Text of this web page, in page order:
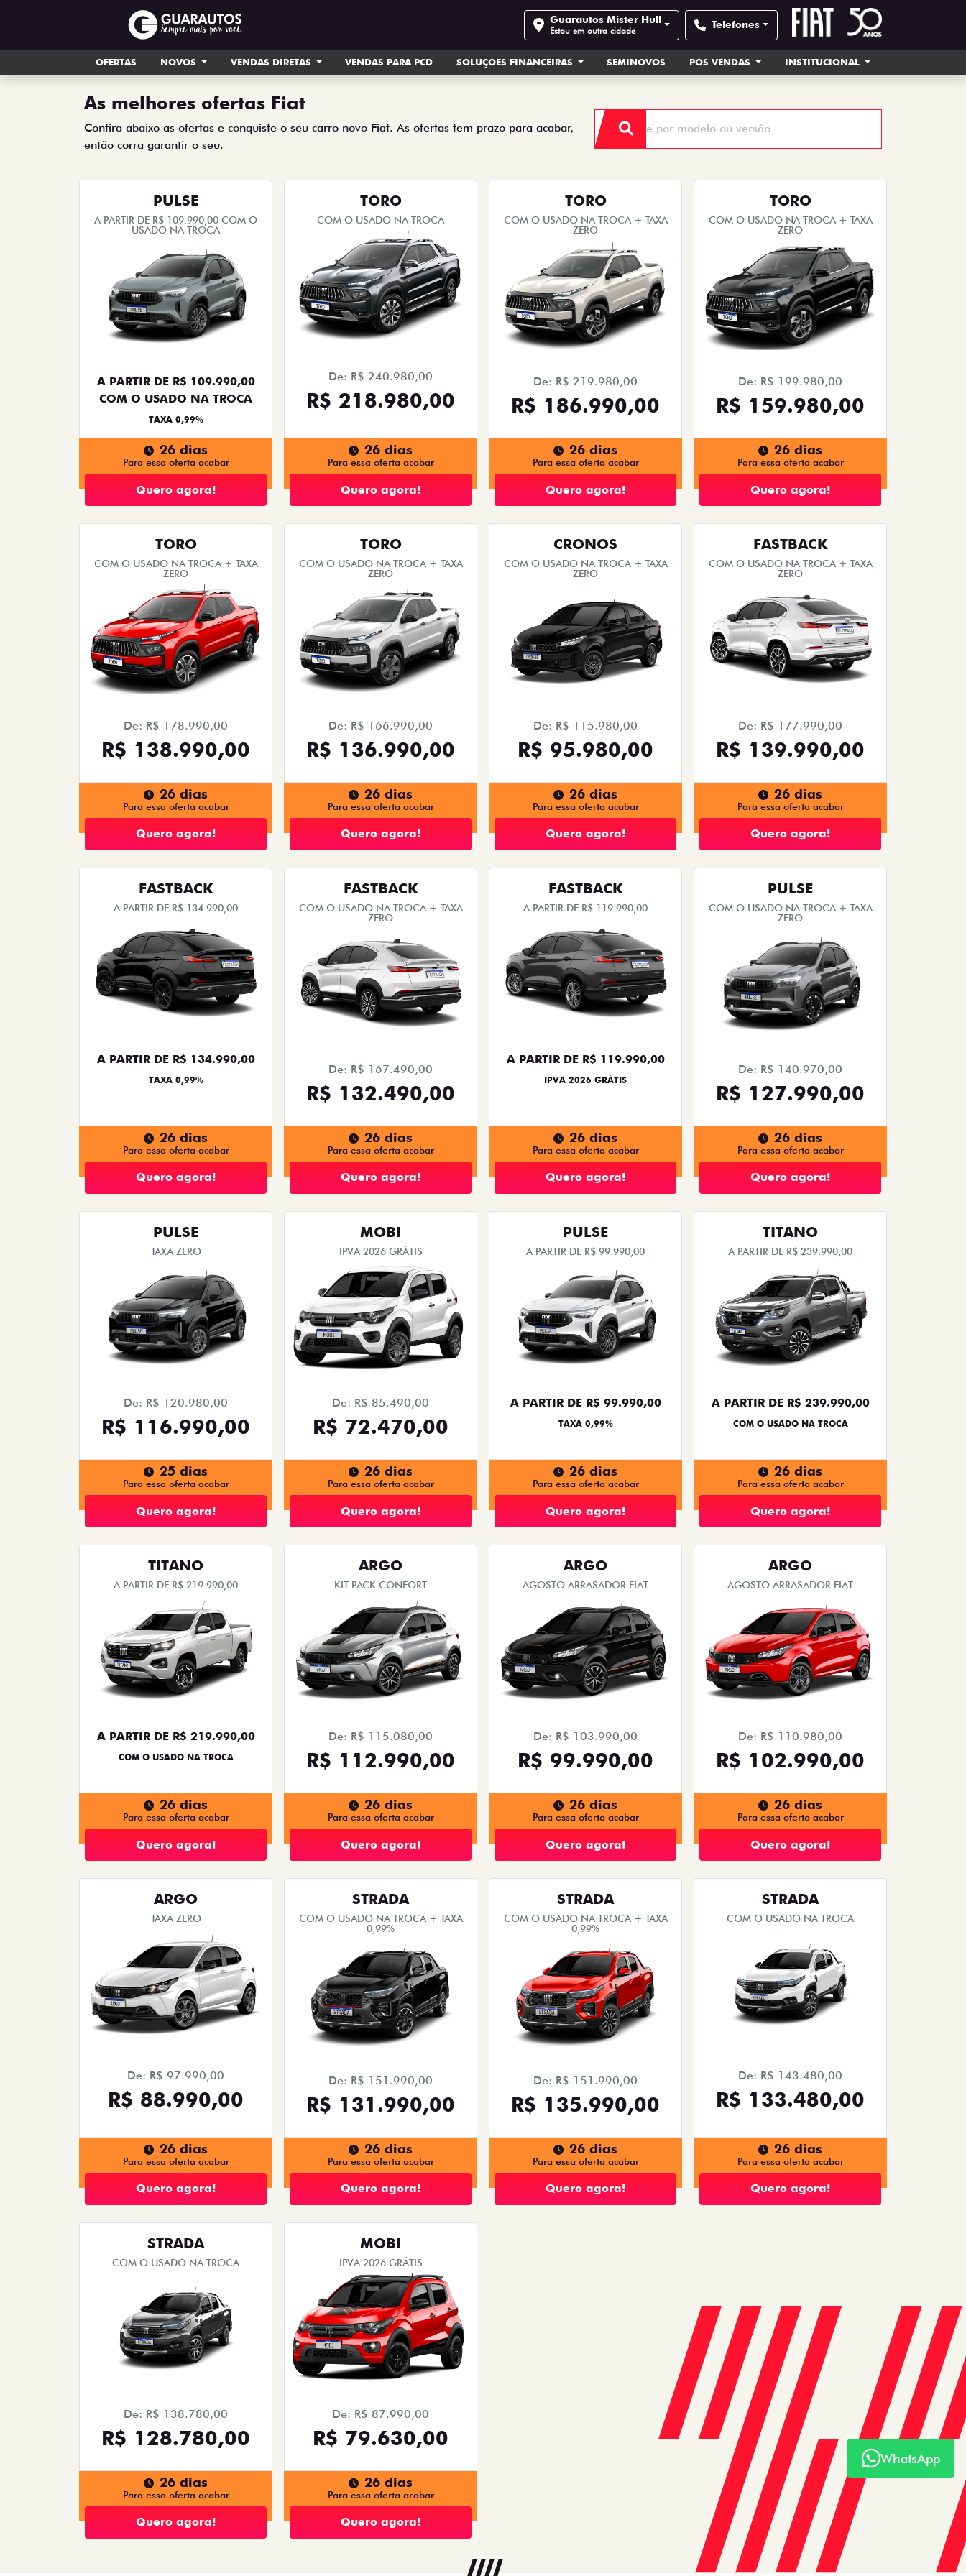
Guarautos Mister Hull
Estou em outra cidade Telefones
OFERTAS NOVOS VENDAS DIRETAS VENDAS PARA PCD SOLUÇÕES FINANCEIRAS SEMINOVOS PÓS VENDAS INSTITUCIONAL
As melhores ofertas Fiat
Confira abaixo as ofertas e conquiste o seu carro novo Fiat. As ofertas tem prazo para acabar,
então corra garantir o seu.
PULSE
A PARTIR DE R$ 109.990,00 COM O
USADO NA TROCA
A PARTIR DE R$ 109.990,00
COM O USADO NA TROCA
TAXA 0,99%
26 dias
Para essa oferta acabar
Quero agora!
TORO
COM O USADO NA TROCA
De: R$ 240.980,00
R$ 218.980,00
26 dias
Para essa oferta acabar
Quero agora!
TORO
COM O USADO NA TROCA + TAXA
ZERO
De: R$ 219.980,00
R$ 186.990,00
26 dias
Para essa oferta acabar
Quero agora!
TORO
COM O USADO NA TROCA + TAXA
ZERO
De: R$ 199.980,00
R$ 159.980,00
26 dias
Para essa oferta acabar
Quero agora!
TORO
COM O USADO NA TROCA + TAXA
ZERO
De: R$ 178.990,00
R$ 138.990,00
26 dias
Para essa oferta acabar
Quero agora!
TORO
COM O USADO NA TROCA + TAXA
ZERO
De: R$ 166.990,00
R$ 136.990,00
26 dias
Para essa oferta acabar
Quero agora!
CRONOS
COM O USADO NA TROCA + TAXA
ZERO
De: R$ 115.980,00
R$ 95.980,00
26 dias
Para essa oferta acabar
Quero agora!
FASTBACK
COM O USADO NA TROCA + TAXA
ZERO
De: R$ 177.990,00
R$ 139.990,00
26 dias
Para essa oferta acabar
Quero agora!
FASTBACK
A PARTIR DE R$ 134.990,00
A PARTIR DE R$ 134.990,00
TAXA 0,99%
26 dias
Para essa oferta acabar
Quero agora!
FASTBACK
COM O USADO NA TROCA + TAXA
ZERO
De: R$ 167.490,00
R$ 132.490,00
26 dias
Para essa oferta acabar
Quero agora!
FASTBACK
A PARTIR DE R$ 119.990,00
A PARTIR DE R$ 119.990,00
IPVA 2026 GRÁTIS
26 dias
Para essa oferta acabar
Quero agora!
PULSE
COM O USADO NA TROCA + TAXA
ZERO
De: R$ 140.970,00
R$ 127.990,00
26 dias
Para essa oferta acabar
Quero agora!
PULSE
TAXA ZERO
De: R$ 120.980,00
R$ 116.990,00
25 dias
Para essa oferta acabar
Quero agora!
MOBI
IPVA 2026 GRÁTIS
De: R$ 85.490,00
R$ 72.470,00
26 dias
Para essa oferta acabar
Quero agora!
PULSE
A PARTIR DE R$ 99.990,00
A PARTIR DE R$ 99.990,00
TAXA 0,99%
26 dias
Para essa oferta acabar
Quero agora!
TITANO
A PARTIR DE R$ 239.990,00
A PARTIR DE R$ 239.990,00
COM O USADO NA TROCA
26 dias
Para essa oferta acabar
Quero agora!
TITANO
A PARTIR DE R$ 219.990,00
A PARTIR DE R$ 219.990,00
COM O USADO NA TROCA
26 dias
Para essa oferta acabar
Quero agora!
ARGO
KIT PACK CONFORT
De: R$ 115.080,00
R$ 112.990,00
26 dias
Para essa oferta acabar
Quero agora!
ARGO
AGOSTO ARRASADOR FIAT
De: R$ 103.990,00
R$ 99.990,00
26 dias
Para essa oferta acabar
Quero agora!
ARGO
AGOSTO ARRASADOR FIAT
De: R$ 110.980,00
R$ 102.990,00
26 dias
Para essa oferta acabar
Quero agora!
ARGO
TAXA ZERO
De: R$ 97.990,00
R$ 88.990,00
26 dias
Para essa oferta acabar
Quero agora!
STRADA
COM O USADO NA TROCA + TAXA
0,99%
De: R$ 151.990,00
R$ 131.990,00
26 dias
Para essa oferta acabar
Quero agora!
STRADA
COM O USADO NA TROCA + TAXA
0,99%
De: R$ 151.990,00
R$ 135.990,00
26 dias
Para essa oferta acabar
Quero agora!
STRADA
COM O USADO NA TROCA
De: R$ 143.480,00
R$ 133.480,00
26 dias
Para essa oferta acabar
Quero agora!
STRADA
COM O USADO NA TROCA
De: R$ 138.780,00
R$ 128.780,00
26 dias
Para essa oferta acabar
Quero agora!
MOBI
IPVA 2026 GRÁTIS
De: R$ 87.990,00
R$ 79.630,00
26 dias
Para essa oferta acabar
Quero agora!
WhatsApp